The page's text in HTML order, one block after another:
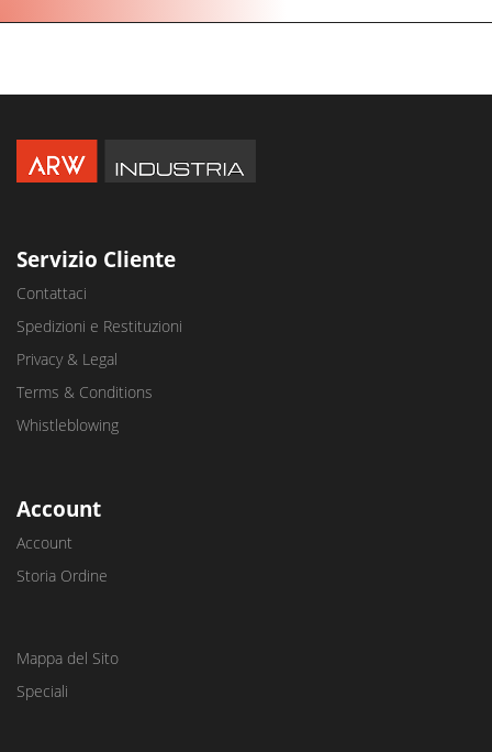
Servizio Cliente
Contattaci
Spedizioni e Restituzioni
Privacy & Legal
Terms & Conditions
Whistleblowing
Account
Account
Storia Ordine
Mappa del Sito
Speciali